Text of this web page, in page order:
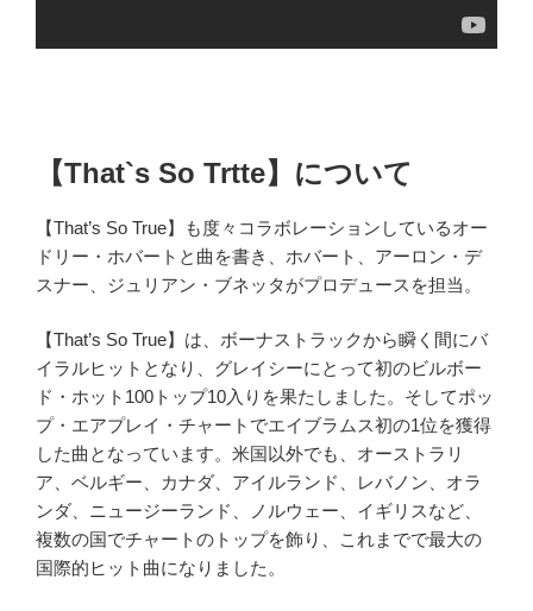
【That`s So Trtte】について
【That’s So True】も度々コラボレーションしているオー
ドリー・ホバートと曲を書き、ホバート、アーロン・デ
スナー、ジュリアン・ブネッタがプロデュースを担当。
【That’s So True】は、ボーナストラックから瞬く間にバ
イラルヒットとなり、グレイシーにとって初のビルボー
ド・ホット100トップ10入りを果たしました。そしてポッ
プ・エアプレイ・チャートでエイブラムス初の1位を獲得
した曲となっています。米国以外でも、オーストラリ
ア、ベルギー、カナダ、アイルランド、レバノン、オラ
ンダ、ニュージーランド、ノルウェー、イギリスなど、
複数の国でチャートのトップを飾り、これまでで最大の
国際的ヒット曲になりました。